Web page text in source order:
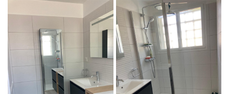
Adresse email de réception
Recopier le code ci-contre
 Rafraîchir le captcha